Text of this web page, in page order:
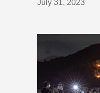
July 31, 2023